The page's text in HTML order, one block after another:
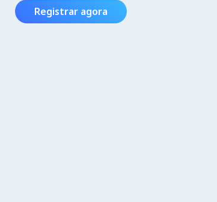
Registrar agora